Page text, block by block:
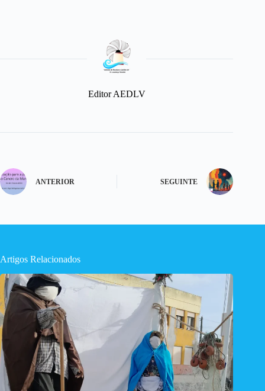
Editor AEDLV
ANTERIOR SEGUINTE
Artigos Relacionados